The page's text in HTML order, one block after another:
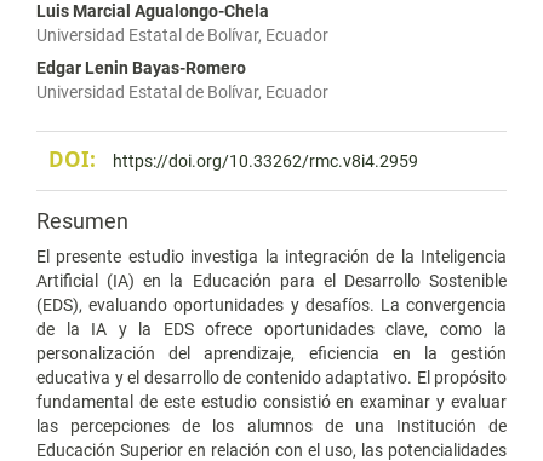
Luis Marcial Agualongo-Chela
Universidad Estatal de Bolívar, Ecuador
Edgar Lenin Bayas-Romero
Universidad Estatal de Bolívar, Ecuador
DOI: https://doi.org/10.33262/rmc.v8i4.2959
Resumen
El presente estudio investiga la integración de la Inteligencia
Artificial (IA) en la Educación para el Desarrollo Sostenible
(EDS), evaluando oportunidades y desafíos. La convergencia
de la IA y la EDS ofrece oportunidades clave, como la
personalización del aprendizaje, eficiencia en la gestión
educativa y el desarrollo de contenido adaptativo. El propósito
fundamental de este estudio consistió en examinar y evaluar
las percepciones de los alumnos de una Institución de
Educación Superior en relación con el uso, las potencialidades